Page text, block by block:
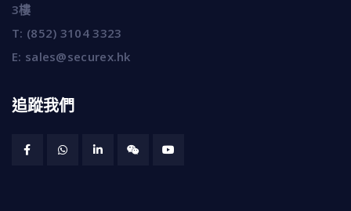
3樓
T: (852) 3104 3323
E: sales@securex.hk
追蹤我們